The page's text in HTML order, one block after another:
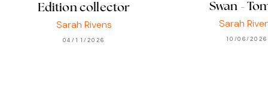
Edition collector
Sarah Rivens
04/11/2026
Swan -
Sarah
10/06/2026